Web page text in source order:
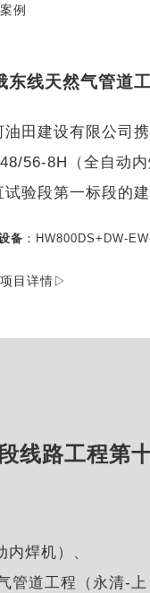
例
东线天然气管道
油田建设有限公司
56-8H（全自动
试验段第一标段的
备 ：HW800DS+DW-
目详情▷
线路工程第
焊机）、
管道工程（永清-上